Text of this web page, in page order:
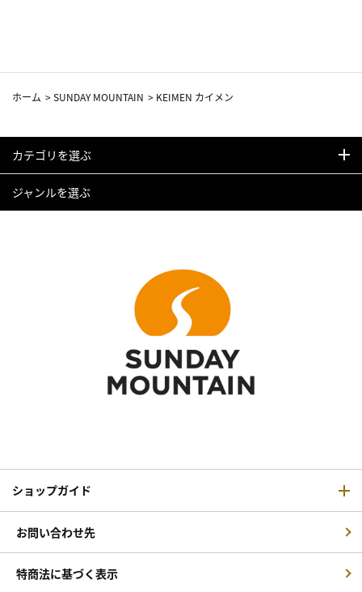
ホーム >SUNDAY MOUNTAIN > KEIMEN カイメン
カテゴリを選ぶ
ジャンルを選ぶ
ショップガイド
お問い合わせ先
特商法に基づく表示